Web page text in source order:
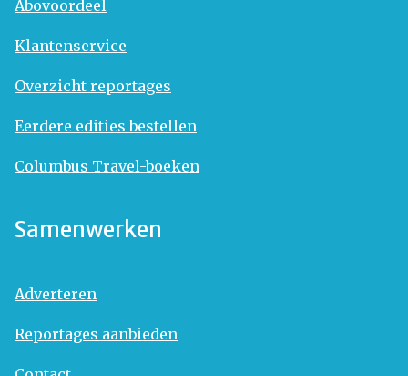
Abovoordeel
Klantenservice
Overzicht reportages
Eerdere edities bestellen
Columbus Travel-boeken
Samenwerken
Adverteren
Reportages aanbieden